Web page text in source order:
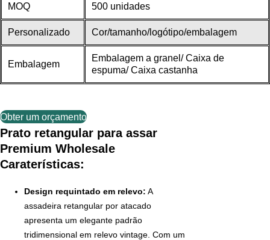
MOQ 500 unidades
Personalizado Cor/tamanho/logótipo/embalagem
Embalagem
Embalagem a granel/ Caixa de
espuma/ Caixa castanha
Obter um orçamento
Prato retangular para assar
Premium Wholesale
Caraterísticas:
Design requintado em relevo: A
assadeira retangular por atacado
apresenta um elegante padrão
tridimensional em relevo vintage. Com um